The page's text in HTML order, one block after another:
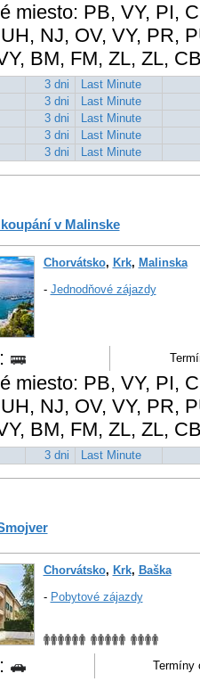
miesto: PB, VY, PI,
NJ, OV, VY, PR,
BM, FM, ZL, ZL,
3 dni
Last Minute
3 dni
Last Minute
3 dni
Last Minute
3 dni
Last Minute
3 dni Last Minute
v Malinske
Chorvátsko, Krk, Malinska
- Jednodňové zájazdy
miesto: PB, VY, PI,
NJ, OV, VY, PR,
BM, FM, ZL, ZL,
3 dni Last Minute
Chorvátsko, Krk, Baška
- Pobytové zájazdy
Termíny